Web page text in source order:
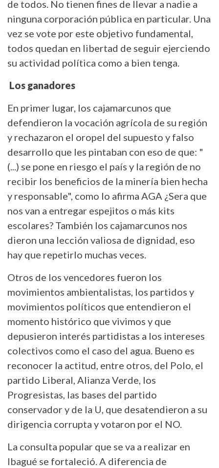
de todos. No tienen fines de llevar a nadie a
ninguna corporación pública en particular. Una
vez se vote por este objetivo fundamental,
todos quedan en libertad de seguir ejerciendo
su actividad política como a bien tenga.
Los ganadores
En primer lugar, los cajamarcunos que
defendieron la vocación agrícola de su región
y rechazaron el oropel del supuesto y falso
desarrollo que les pintaban con eso de que: "
(...) se pone en riesgo el país y la región de no
recibir los beneficios de la minería bien hecha
y responsable", como lo afirma AGA ¿Sera que
nos van a entregar espejitos o más kits
escolares? También los cajamarcunos nos
dieron una lección valiosa de dignidad, eso
hay que repetirlo muchas veces.
Otros de los vencedores fueron los
movimientos ambientalistas, los partidos y
movimientos políticos que entendieron el
momento histórico que vivimos y que
depusieron interés partidistas a los intereses
colectivos como el caso del agua. Bueno es
reconocer la actitud, entre otros, del Polo, el
partido Liberal, Alianza Verde, los
Progresistas, las bases del partido
conservador y de la U, que desatendieron a su
dirigencia corrupta y votaron por el NO.
La consulta popular que se va a realizar en
Ibagué se fortaleció. A diferencia de